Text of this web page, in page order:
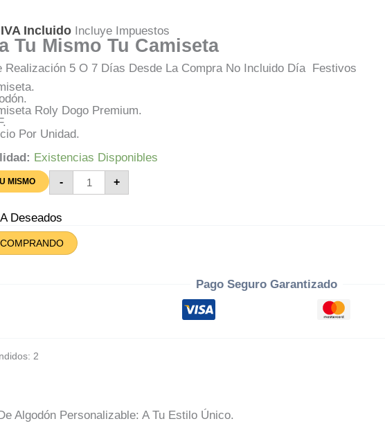
IVA Incluido Incluye Impuestos
Tu Mismo Tu Camiseta
Realización 5 O 7 Días Desde La Compra No Incluido Día Festivos
Roly Dogo Premium.
Por Unidad.
Existencias Disponibles
-
Camiseta
Personalizada
Cantidad
+
MISMO
Deseados
Pago Seguro Garantizado
2
Algodón Personalizable: A Tu Estilo Único.